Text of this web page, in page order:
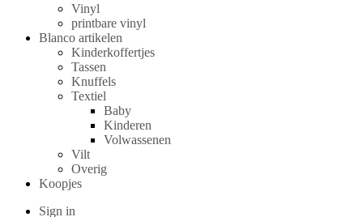
Vinyl
printbare vinyl
Blanco artikelen
Kinderkoffertjes
Tassen
Knuffels
Textiel
Baby
Kinderen
Volwassenen
Vilt
Overig
Koopjes
Sign in